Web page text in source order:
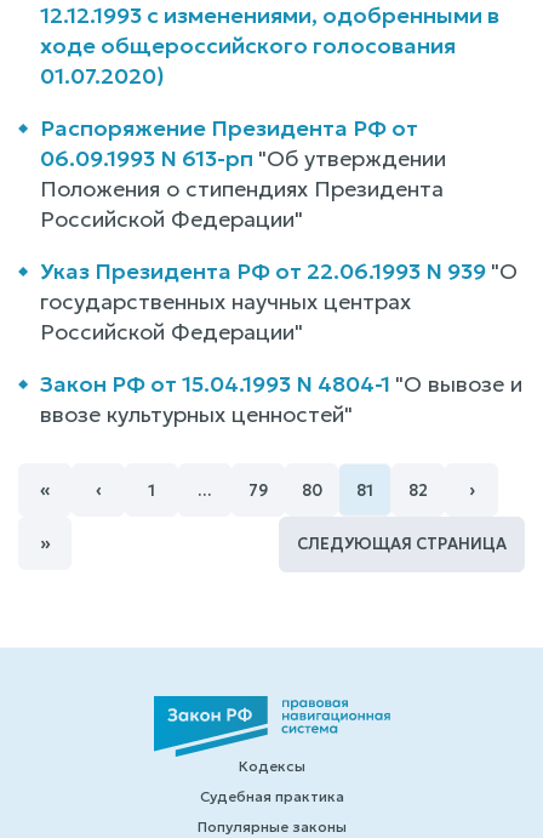
12.12.1993 с изменениями, одобренными в
ходе общероссийского голосования
01.07.2020)
Распоряжение Президента РФ от
06.09.1993 N 613-рп "Об утверждении
Положения о стипендиях Президента
Российской Федерации"
Указ Президента РФ от 22.06.1993 N 939 "О
государственных научных центрах
Российской Федерации"
Закон РФ от 15.04.1993 N 4804-1 "О вывозе и
ввозе культурных ценностей"
« ‹ 1 … 79 80 81 82 ›
» СЛЕДУЮЩАЯ СТРАНИЦА
Кодексы
Судебная практика
Популярные законы